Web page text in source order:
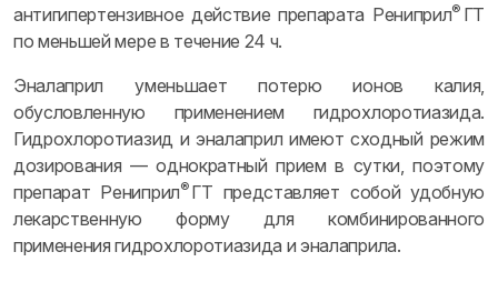
антигипертензивное действие препарата Рениприл® ГТ
по меньшей мере в течение 24 ч.
Эналаприл уменьшает потерю ионов калия,
обусловленную применением гидрохлоротиазида.
Гидрохлоротиазид и эналаприл имеют сходный режим
дозирования — однократный прием в сутки, поэтому
препарат Рениприл® ГТ представляет собой удобную
лекарственную форму для комбинированного
применения гидрохлоротиазида и эналаприла.